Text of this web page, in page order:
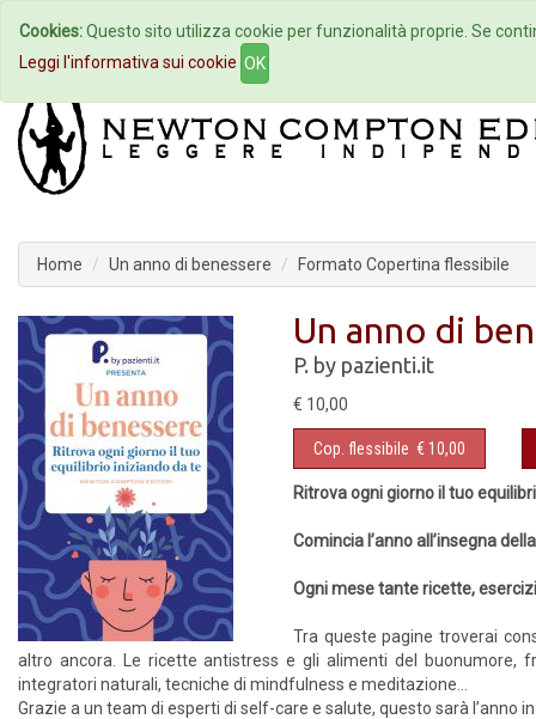
Home Autori Eventi
Home Un anno di benessere Formato Copertina flessibile
Un anno di
P. by pazienti.it
€ 10,00
Cop. flessibile € 10,00
Ritrova ogni giorno il tuo
Comincia l’anno all’insegna
Ogni mese tante ricette,
Tra queste pagine troverai
altro ancora. Le ricette antistress e gli alimenti del buonumore,
integratori naturali, tecniche di mindfulness e meditazione…
Grazie a un team di esperti di self-care e salute, questo sarà l’anno
Cookies:Questo sito utilizza cookie per funzionalità proprie. Se
Leggi l'informativa sui cookie OK